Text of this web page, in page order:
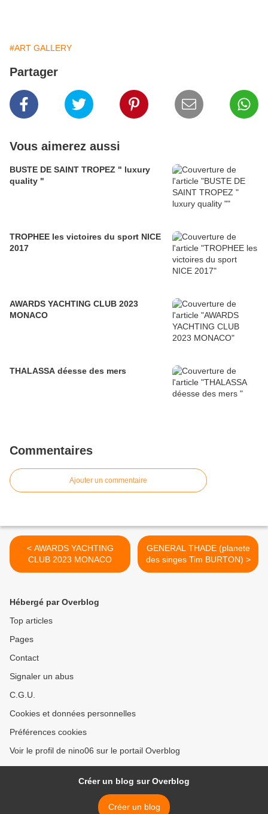
#ART GALLERY
Partager
Vous aimerez aussi
BUSTE DE SAINT TROPEZ " luxury
quality "
TROPHEE les victoires du sport NICE
2017
AWARDS YACHTING CLUB 2023
MONACO
THALASSA déesse des mers
Commentaires
Ajouter un commentaire
< AWARDS YACHTING
CLUB 2023 MONACO
GENERAL THADE (planete
des singes Tim BURTON) >
Hébergé par Overblog
Top articles
Pages
Contact
Signaler un abus
C.G.U.
Cookies et données personnelles
Préférences cookies
Voir le profil de nino06 sur le portail Overblog
Créer un blog sur Overblog
Créer un blog